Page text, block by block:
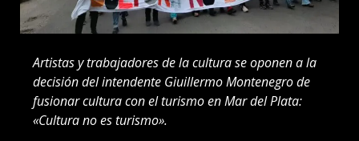
Artistas y trabajadores de la cultura se oponen a la
decisión del intendente Giuillermo Montenegro de
fusionar cultura con el turismo en Mar del Plata:
«Cultura no es turismo».